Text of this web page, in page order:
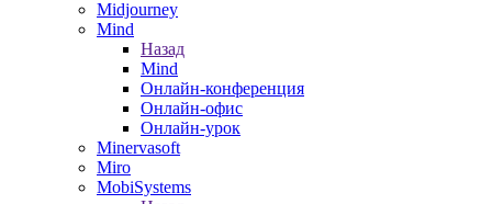
Midjourney
Mind
Назад
Mind
Онлайн-конференция
Онлайн-офис
Онлайн-урок
Minervasoft
Miro
MobiSystems